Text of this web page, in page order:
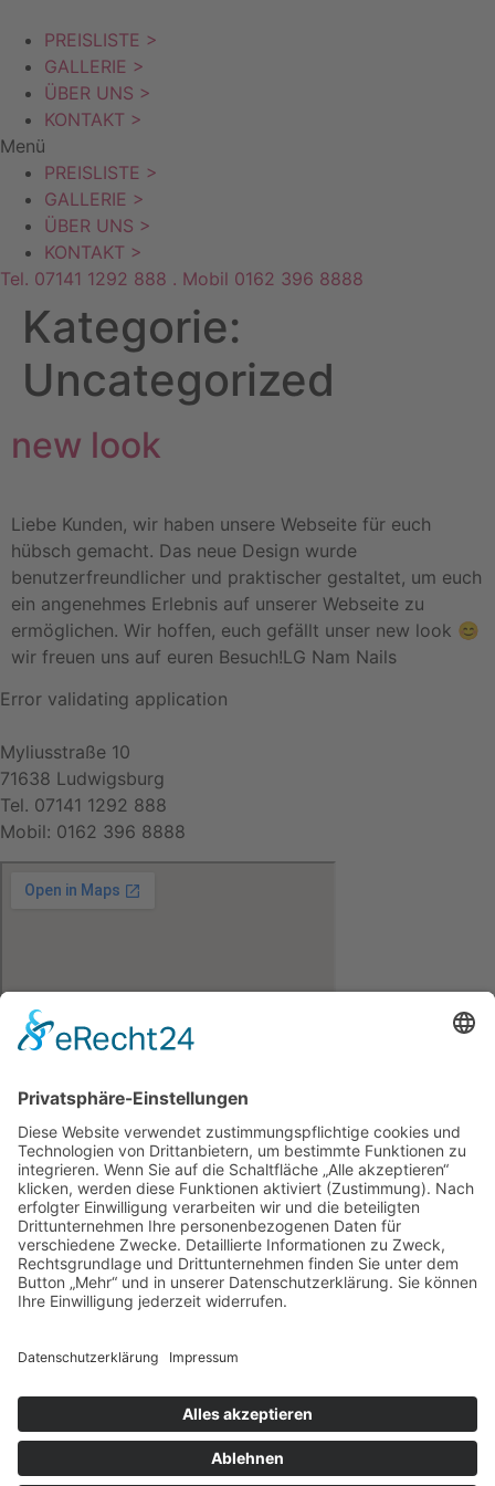
Inhalt
wechseln
PREISLISTE >
GALLERIE >
ÜBER UNS >
KONTAKT >
Menü
PREISLISTE >
GALLERIE >
ÜBER UNS >
KONTAKT >
Tel. 07141 1292 888 . Mobil 0162 396 8888
Kategorie:
Uncategorized
new look
Liebe Kunden, wir haben unsere Webseite für euch
hübsch gemacht. Das neue Design wurde
benutzerfreundlicher und praktischer gestaltet, um euch
ein angenehmes Erlebnis auf unserer Webseite zu
ermöglichen. Wir hoffen, euch gefällt unser new look 😊
wir freuen uns auf euren Besuch!LG Nam Nails
Error validating application
Myliusstraße 10
71638 Ludwigsburg
Tel. 07141 1292 888
Mobil: 0162 396 8888
> zu Google Maps
Öffnungszeiten
Mo. – Fr.:
9:30 – 19:00
Hast Du eine Frage an Uns?